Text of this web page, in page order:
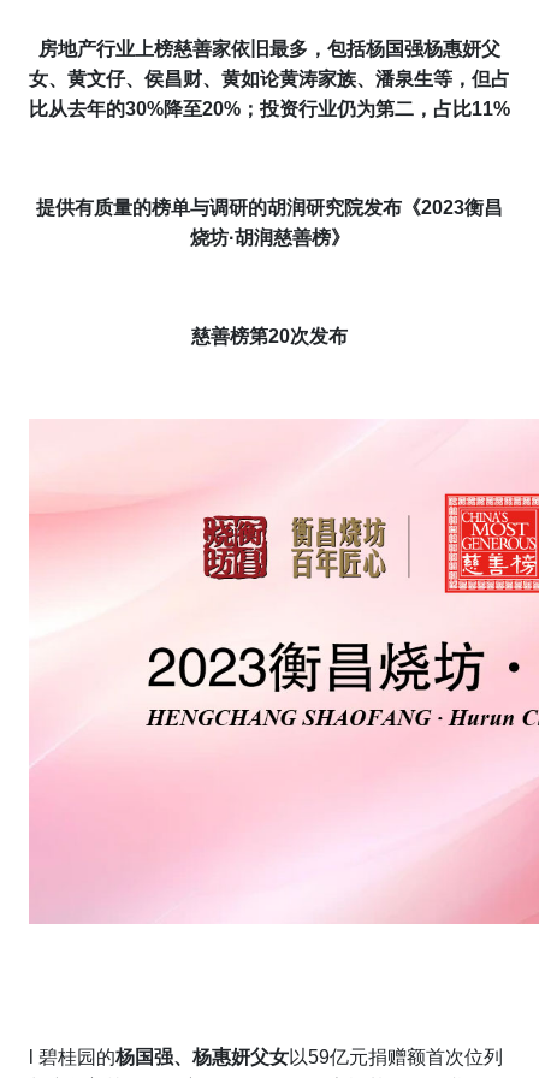
房地产行业上榜慈善家依旧最多， 包括杨国强杨惠妍父
女、黄文仔、侯昌财、黄如论黄涛家族、潘泉生等，但占
比从去年的30%降至20% ； 投资行业仍为第二 ，占 比11%
提供有质量的榜单与调研的胡润研究院发布 《2023衡昌
烧坊·胡润慈善榜》
慈善榜第20次发布
碧桂园的杨国强、 杨惠妍父女以59亿元捐赠额首次位列